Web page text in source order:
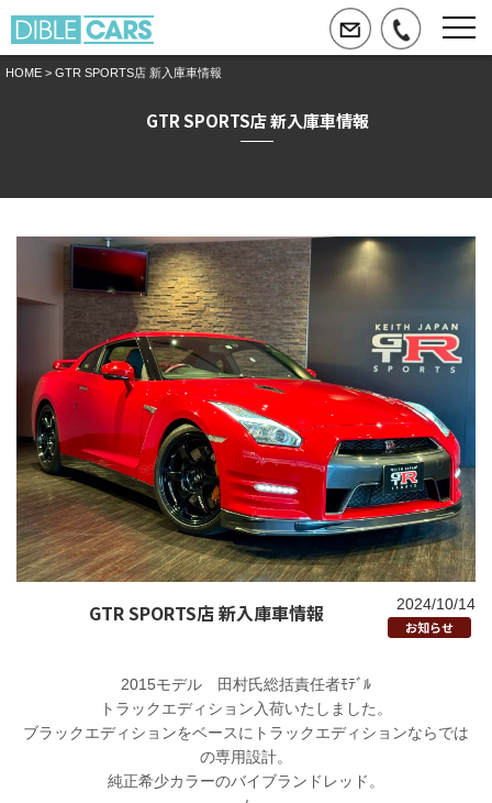
HOME > GTR SPORTS店 新入庫車情報
GTR SPORTS店 新入庫車情報
GTR SPORTS店 新入庫車情報
2024/10/14
お知らせ
2015モデル 田村氏総括責任者ﾓﾃﾞﾙ
トラックエディション入荷いたしました。
ブラックエディションをベースにトラックエディションならでは
の専用設計。
純正希少カラーのバイブランドレッド。